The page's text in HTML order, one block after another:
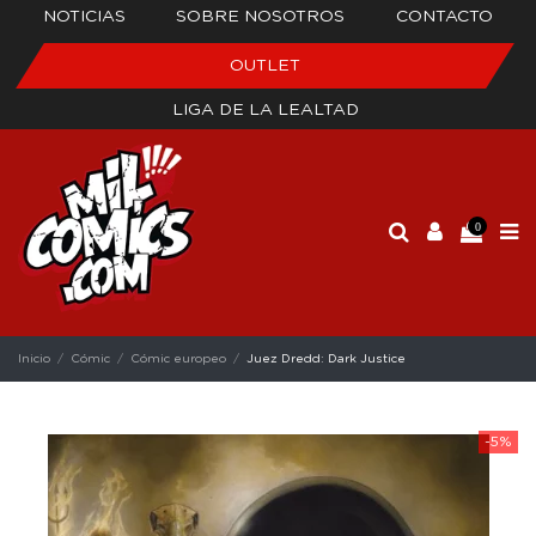
NOTICIAS SOBRE NOSOTROS CONTACTO
OUTLET
LIGA DE LA LEALTAD
0
Inicio Cómic Cómic europeo Juez Dredd: Dark Justice
-5%